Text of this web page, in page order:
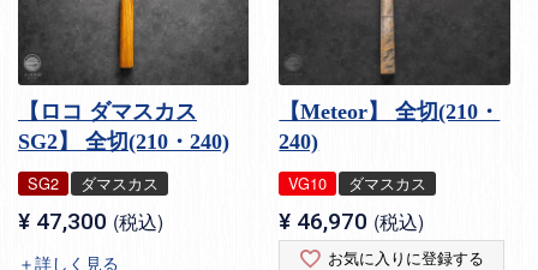
【ロコ ダマスカス
SG2】 全切(210・240)
SG2 ダマスカス
¥ 47,300 税込
＋詳しく見る
【Meteor】 全切(210・
240)
VG10 ダマスカス
¥ 46,970 税込
お気に入りに登録する